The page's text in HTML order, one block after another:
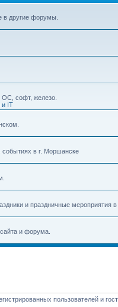
другие форумы.
ОС, софт, железо.
и IT
в г. Моршанске
и праздничные мероприятия
и форума.
пользователей и